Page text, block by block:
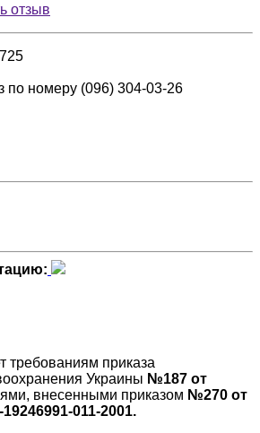
отзыв
по номеру (096) 304-03-26
требованиям приказа
Украины №187 от
внесенными приказом №270 от
011-2001.